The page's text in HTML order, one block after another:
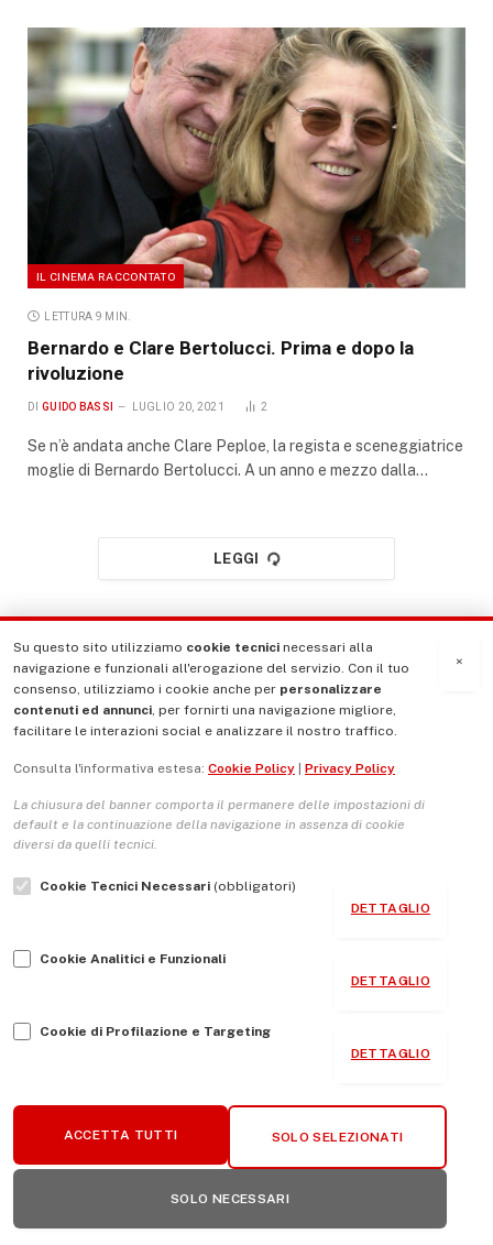
IL CINEMA RACCONTATO
LETTURA 9 MIN.
Bernardo e Clare Bertolucci. Prima e dopo la
rivoluzione
DI GUIDO BASSI LUGLIO 20, 2021 2
Se n’è andata anche Clare Peploe, la regista e sceneggiatrice
moglie di Bernardo Bertolucci. A un anno e mezzo dalla…
LEGGI
ho perso
×
Su questo sito utilizziamo cookie tecnici necessari alla
navigazione e funzionali all'erogazione del servizio. Con il tuo
consenso, utilizziamo i cookie anche per personalizzare
contenuti ed annunci, per fornirti una navigazione migliore,
facilitare le interazioni social e analizzare il nostro traffico.
Consulta l'informativa estesa: Cookie Policy Privacy Policy
La chiusura del banner comporta il permanere delle impostazioni di
default e la continuazione della navigazione in assenza di cookie
diversi da quelli tecnici.
Cookie Tecnici Necessari (obbligatori)
DETTAGLIO
Cookie Analitici e Funzionali
DETTAGLIO
Cookie di Profilazione e Targeting
DETTAGLIO
ACCETTA TUTTI SOLO SELEZIONATI
SOLO NECESSARI